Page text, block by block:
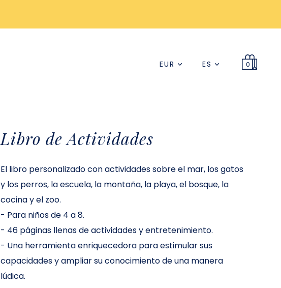
0
ES
EUR
Libro de Actividades
El libro personalizado con actividades sobre el mar, los gatos
y los perros, la escuela, la montaña, la playa, el bosque, la
cocina y el zoo.
- Para niños de 4 a 8.
- 46 páginas llenas de actividades y entretenimiento.
- Una herramienta enriquecedora para estimular sus
capacidades y ampliar su conocimiento de una manera
lúdica.